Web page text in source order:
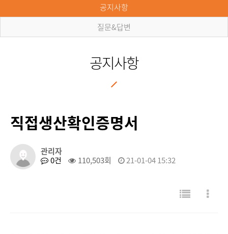
공지사항
질문&답변
공지사항
직접생산확인증명서
관리자
0건
110,503회 21-01-04 15:32